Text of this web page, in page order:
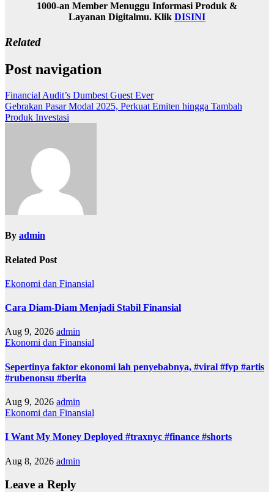
1000-an Member Menuggu Informasi Produk &
Layanan Digitalmu. Klik DISINI
Related
Post navigation
Financial Audit’s Dumbest Guest Ever
Gebrakan Pasar Modal 2025, Perkuat Emiten hingga Tambah
Produk Investasi
By admin
Related Post
Ekonomi dan Finansial
Cara Diam-Diam Menjadi Stabil Finansial
Aug 9, 2026 admin
Ekonomi dan Finansial
Sepertinya faktor ekonomi lah penyebabnya, #viral #fyp #artis
#rubenonsu #berita
Aug 9, 2026 admin
Ekonomi dan Finansial
I Want My Money Deployed #traxnyc #finance #shorts
Aug 8, 2026 admin
Leave a Reply